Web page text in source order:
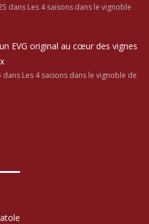
dans Les 4 saisons dans le vignoble
EVG original au cœur des vignes
dans Les 4 saisons dans le vignoble de